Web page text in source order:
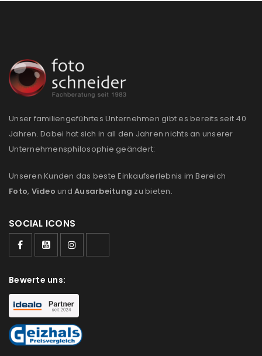
Anmeldeformular geschützt durch
ANMELDEN
PASSWORT VERGESSEN?
E-Mail-Adresse
Ein Link zum Erstellen eines neuen Passworts wird an
Please select all the ways you would like to hear from
us
Unser familiengeführtes Unternehmen gibt es bereits seit 40
Jahren. Dabei hat sich in all den Jahren nichts an unserer
Unternehmensphilosophie geändert:
Unseren Kunden das beste Einkaufserlebnis im Bereich
Foto, Video und Ausarbeitung zu bieten.
SOCIAL ICONS
Bewerte uns: